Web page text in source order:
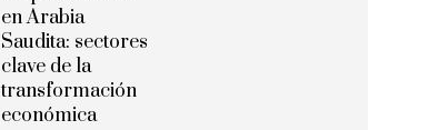
en Arabia
Saudita: sectores
clave de la
transformación
económica